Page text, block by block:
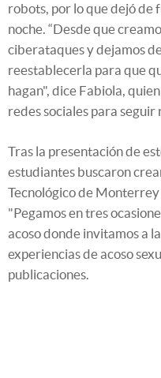
robots, por lo que dejó de
noche. “Desde que
ciberataques y dejamos
reestablecerla para que
hagan", dice Fabiola,
redes sociales para
Tras la presentación de
estudiantes buscaron
Tecnológico de
"Pegamos en tres
acoso donde invitamos a
experiencias de acoso
publicaciones.